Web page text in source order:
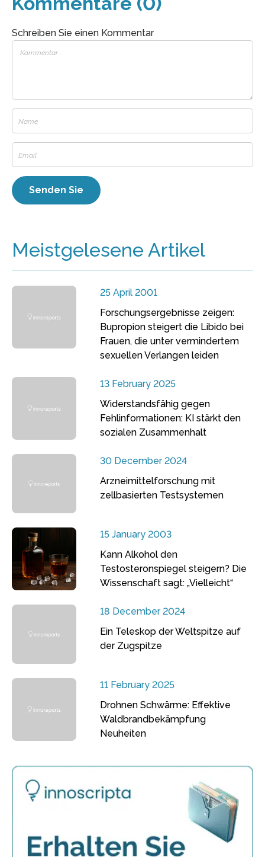
Schreiben Sie einen Kommentar
Meistgelesene Artikel
25 April 2001
Forschungsergebnisse zeigen:
Bupropion steigert die Libido bei
Frauen, die unter vermindertem
sexuellen Verlangen leiden
13 February 2025
Widerstandsfähig gegen
Fehlinformationen: KI stärkt den
sozialen Zusammenhalt
30 December 2024
Arzneimittelforschung mit
zellbasierten Testsystemen
15 January 2003
Kann Alkohol den
Testosteronspiegel steigern? Die
Wissenschaft sagt: „Vielleicht“
18 December 2024
Ein Teleskop der Weltspitze auf
der Zugspitze
11 February 2025
Drohnen Schwärme: Effektive
Waldbrandbekämpfung
Neuheiten